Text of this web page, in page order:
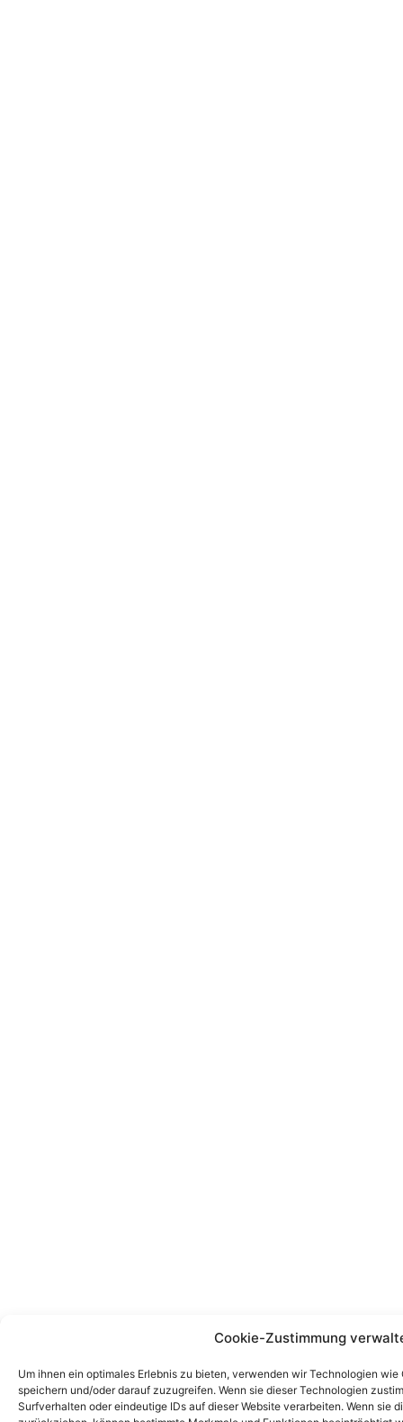
Cookie-Zustimmung
Um ihnen ein optimales Erlebnis zu bieten, verwenden wir Technologien
speichern und/oder darauf zuzugreifen. Wenn sie dieser Technologien
Surfverhalten oder eindeutige IDs auf dieser Website verarbeiten. Wenn sie